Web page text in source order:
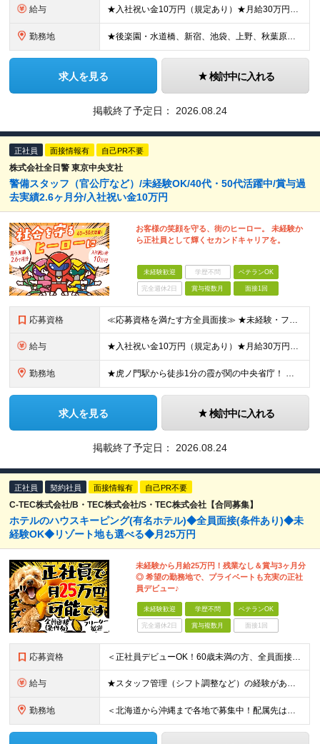
給与 ★入社祝い金10万円（規定あり）★月給30万円以上も可能/賞与年2回（2025年度実績例：2.6ヶ月分） 月給21万2250円～37万円+賞与年2回 ※経験・能力を考慮の上、当社規定により決定します
勤務地 ★後楽園・水道橋、新宿、池袋、上野、秋葉原、錦糸町、霞が関、白金高輪、吉祥寺、永田町、小川など複数勤務地で募集 ★東京ドームで積極採用中 東京ドームを始め、勤務地はご希望を考慮の上、決定いたします。
求人を見る 検討中に入れる
掲載終了予定日： 2026.08.24
正社員 面接情報有 自己PR不要
株式会社全日警 東京中央支社
警備スタッフ（官公庁など）/未経験OK/40代・50代活躍中/賞与過
去実績2.6ヶ月分/入社祝い金10万円
お客様の笑顔を守る、街のヒーロー。 未経験か
ら正社員として輝くセカンドキャリアを。
未経験歓迎 学歴不問 ベテランOK
完全週休2日 賞与複数月 面接1回
応募資格 ≪応募資格を満たす方全員面接≫ ★未経験・フリーターからの正社員デビューもOK（40代～60代活躍中） ★第二新卒OK 今までの経歴や転職回数は不問！ 「誠実に対応できる」「真面目にコツコツ頑張れる」
給与 ★入社祝い金10万円（規定あり）★月給30万円以上も可能/賞与年2回（2025年度実績例：2.6ヶ月分） 月給21万2250円～37万円+賞与年2回 ※経験・能力を考慮の上、当社規定により決定します
勤務地 ★虎ノ門駅から徒歩1分の霞が関の中央省庁！ ◆新宿/池袋/秋葉原/水道橋/吉祥寺/永田町/小川など駅チカの勤務地多数 地上出口から屋根伝いで雨の日も濡れずに出勤もできます。 ビル内のコンビニや職員用
求人を見る 検討中に入れる
掲載終了予定日： 2026.08.24
正社員 契約社員 面接情報有 自己PR不要
C-TEC株式会社/B・TEC株式会社/S・TEC株式会社【合同募集】
ホテルのハウスキーピング(有名ホテル)◆全員面接(条件あり)◆未
経験OK◆リゾート地も選べる◆月25万円
未経験から月給25万円！残業なし＆賞与3ヶ月分
◎ 希望の勤務地で、プライベートも充実の正社
員デビュー♪
未経験歓迎 学歴不問 ベテランOK
完全週休2日 賞与複数月 面接1回
応募資格 ＜正社員デビューOK！60歳未満の方、全員面接＞ ◆学歴・経歴不問 ◆転職回数が多くてもOK ◆未経験／第二新卒OK ◆ブランクありOK ◆60歳未満の方（※定年年齢を上限として募集するため） ☆普
給与 ★スタッフ管理（シフト調整など）の経験があれば【月給28万円以上】 ★賞与支給実績：基本給の2ヶ月分～3ヶ月分 ＝＝ライフスタイルに合わせて働き方を選べます＝＝ ■正社員 ＜未経験者＞月給25万円(
勤務地 ＜北海道から沖縄まで各地で募集中！配属先は希望に合わせて決定します＞ ■北海道 ・パーク ハイアット ニセコ HANAZONO ★住み込み可 北海道虻田郡倶知安町字岩尾別328-47 ・インターコン